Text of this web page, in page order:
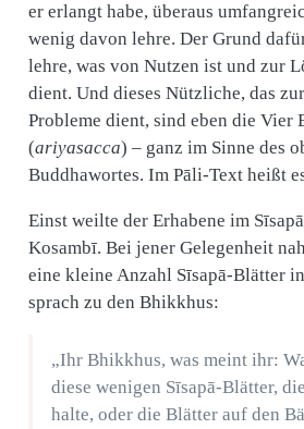
er erlangt habe, überaus
wenig davon lehre. Der Grund
lehre, was von Nutzen ist und zur
dient. Und dieses Nützliche, das
Probleme dient, sind eben die Vier
(ariyasacca) – ganz im Sinne des
Buddhawortes. Im Pāli-Text heißt
Einst weilte der Erhabene im
Kosambī. Bei jener Gelegenheit
eine kleine Anzahl Sīsapā-Blätter
sprach zu den Bhikkhus:
„Ihr Bhikkhus, was meint ihr:
diese wenigen Sīsapā-Blätter,
halte, oder die Blätter auf den